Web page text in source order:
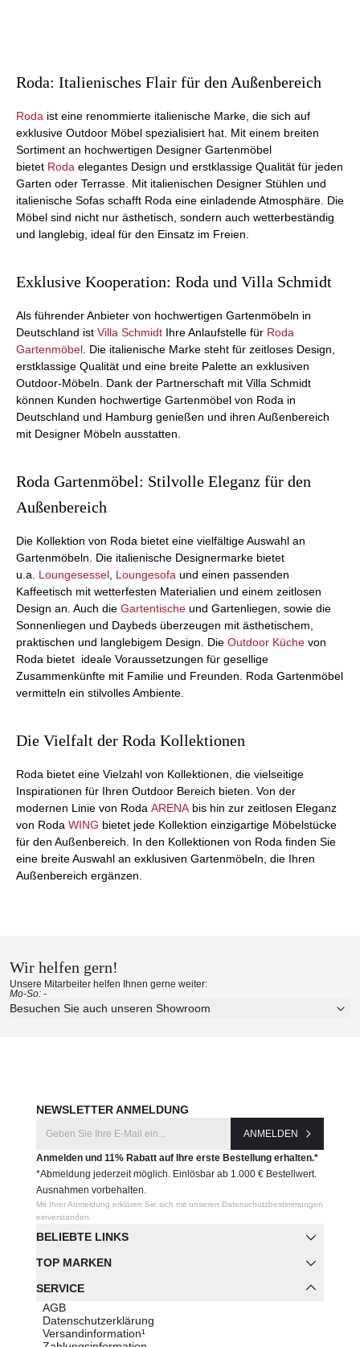
Roda: Italienisches Flair für den Außenbereich
Roda ist eine renommierte italienische Marke, die sich auf
exklusive Outdoor Möbel spezialisiert hat. Mit einem breiten
Sortiment an hochwertigen Designer Gartenmöbel
bietet Roda elegantes Design und erstklassige Qualität für jeden
Garten oder Terrasse. Mit italienischen Designer Stühlen und
italienische Sofas schafft Roda eine einladende Atmosphäre. Die
Möbel sind nicht nur ästhetisch, sondern auch wetterbeständig
und langlebig, ideal für den Einsatz im Freien.
Exklusive Kooperation: Roda und Villa Schmidt
Als führender Anbieter von hochwertigen Gartenmöbeln in
Deutschland ist Villa Schmidt Ihre Anlaufstelle für Roda
Gartenmöbel . Die italienische Marke steht für zeitloses Design,
erstklassige Qualität und eine breite Palette an exklusiven
Outdoor-Möbeln. Dank der Partnerschaft mit Villa Schmidt
können Kunden hochwertige Gartenmöbel von Roda in
Deutschland und Hamburg genießen und ihren Außenbereich
mit Designer Möbeln ausstatten.
Roda Gartenmöbel: Stilvolle Eleganz für den
Außenbereich
Die Kollektion von Roda bietet eine vielfältige Auswahl an
Gartenmöbeln. Die italienische Designermarke bietet
u.a. Loungesessel Loungesofa und einen passenden
Kaffeetisch mit wetterfesten Materialien und einem zeitlosen
Design an. Auch die Gartentische und Gartenliegen, sowie die
Sonnenliegen und Daybeds überzeugen mit ästhetischem,
praktischen und langlebigem Design. Die Outdoor Küche von
Roda bietet ideale Voraussetzungen für gesellige
Zusammenkünfte mit Familie und Freunden. Roda Gartenmöbel
vermitteln ein stilvolles Ambiente.
Die Vielfalt der Roda Kollektionen
Roda bietet eine Vielzahl von Kollektionen, die vielseitige
Inspirationen für Ihren Outdoor Bereich bieten. Von der
modernen Linie von Roda ARENA bis hin zur zeitlosen Eleganz
von Roda WING bietet jede Kollektion einzigartige Möbelstücke
für den Außenbereich. In den Kollektionen von Roda finden Sie
eine breite Auswahl an exklusiven Gartenmöbeln, die Ihren
Außenbereich ergänzen.
Wir helfen gern!
Unsere Mitarbeiter helfen Ihnen gerne weiter:
Mo-So: -
Besuchen Sie auch unseren Showroom
BELIEBTE LINKS
TOP MARKEN
SERVICE
AGB
Datenschutzerklärung
Versandinformation¹
NEWSLETTER ANMELDUNG
ANMELDEN
Anmelden und 11% Rabatt auf Ihre erste Bestellung erhalten.*
*Abmeldung jederzeit möglich. Einlösbar ab 1.000 € Bestellwert.
Ausnahmen vorbehalten.
Mit Ihrer Anmeldung erklären Sie sich mit unseren Datenschutzbestimmungen
einverstanden.